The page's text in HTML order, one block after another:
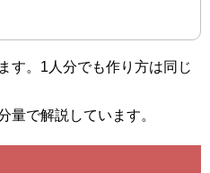
す。1人分でも作り方は同じ
量で解説しています。